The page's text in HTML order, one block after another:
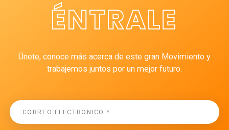
ÉNTRALE
Únete, conoce más acerca de este gran Movimiento y
trabajemos juntos por un mejor futuro.